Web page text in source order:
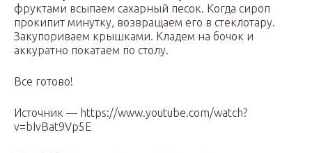
фруктами всыпаем сахарный песок. Когда сироп
прокипит минутку, возвращаем его в стеклотару.
Закупориваем крышками. Кладем на бочок и
аккуратно покатаем по столу.
Все готово!
Источник — https://www.youtube.com/watch?
v=bIvBat9Vp5E